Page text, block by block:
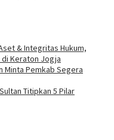
& Integritas Hukum,
di Keraton Jogja
Minta Pemkab Segera
Titipkan 5 Pilar